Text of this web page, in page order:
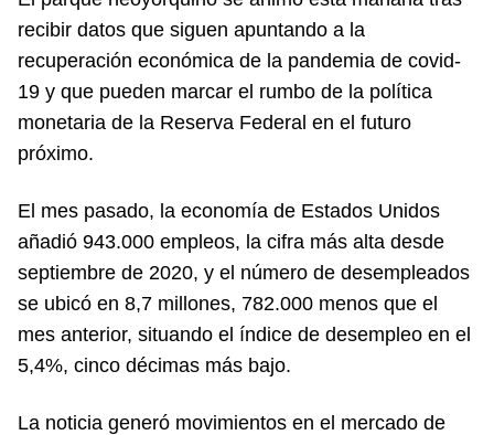
recibir datos que siguen apuntando a la
recuperación económica de la pandemia de covid-
19 y que pueden marcar el rumbo de la política
monetaria de la Reserva Federal en el futuro
próximo.
El mes pasado, la economía de Estados Unidos
añadió 943.000 empleos, la cifra más alta desde
septiembre de 2020, y el número de desempleados
se ubicó en 8,7 millones, 782.000 menos que el
mes anterior, situando el índice de desempleo en el
5,4%, cinco décimas más bajo.
La noticia generó movimientos en el mercado de